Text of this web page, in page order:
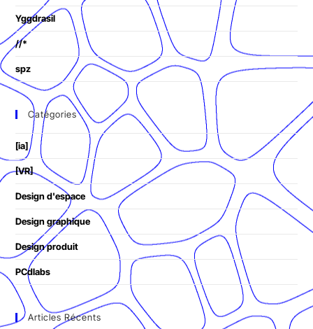
Yggdrasil
//*
spz
Catégories
[ia]
[VR]
Design d'espace
Design graphique
Design produit
PCdlabs
Articles Récents